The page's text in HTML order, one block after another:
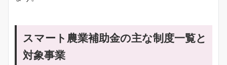
スマート農業補助金の主な制度一覧と
対象事業